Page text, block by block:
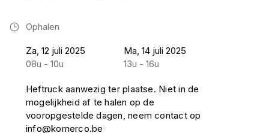
Ophalen
Za, 12 juli 2025
08u - 10u
Ma, 14 juli 2025
13u - 16u
Heftruck aanwezig ter plaatse. Niet in de
mogelijkheid af te halen op de
vooropgestelde dagen, neem contact op
info@komerco.be